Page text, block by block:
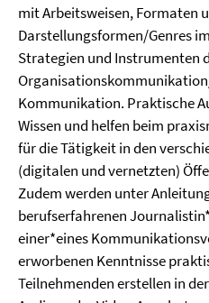
mit Arbeitsweisen, Formaten
Darstellungsformen/Genres
Strategien und Instrumenten
Kommunikation. Praktische
Wissen und helfen beim
für die Tätigkeit in den
(digitalen und vernetzten)
Zudem werden unter
berufserfahrenen
einer*eines
erworbenen Kenntnisse
Teilnehmenden erstellen in